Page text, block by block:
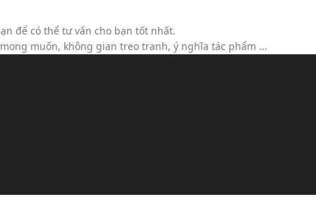
để có thể tư vấn cho bạn tốt nhất.
muốn, không gian treo tranh, ý nghĩa tác phẩm ...